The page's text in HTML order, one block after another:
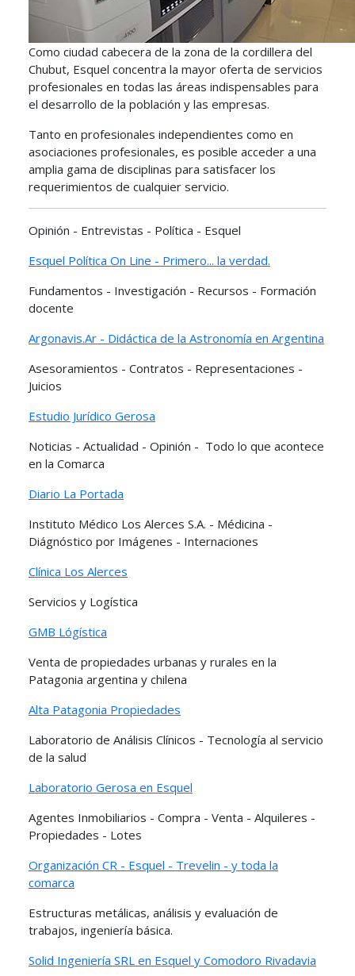
Como ciudad cabecera de la zona de la cordillera del
Chubut, Esquel concentra la mayor oferta de servicios
profesionales en todas las áreas indispensables para
el desarrollo de la población y las empresas.
Tanto en profesionales independientes como en
asociaciones profesionales, es posible acceder a una
amplia gama de disciplinas para satisfacer los
requerimientos de cualquier servicio.
Opinión - Entrevistas - Política - Esquel
Esquel Política On Line - Primero... la verdad.
Fundamentos - Investigación - Recursos - Formación
docente
Argonavis.Ar - Didáctica de la Astronomía en Argentina
Asesoramientos - Contratos - Representaciones -
Juicios
Estudio Jurídico Gerosa
Noticias - Actualidad - Opinión - Todo lo que acontece
en la Comarca
Diario La Portada
Instituto Médico Los Alerces S.A. - Médicina -
Diágnóstico por Imágenes - Internaciones
Clínica Los Alerces
Servicios y Logística
GMB Lógística
Venta de propiedades urbanas y rurales en la
Patagonia argentina y chilena
Alta Patagonia Propiedades
Laboratorio de Análisis Clínicos - Tecnología al servicio
de la salud
Laboratorio Gerosa en Esquel
Agentes Inmobiliarios - Compra - Venta - Alquileres -
Propiedades - Lotes
Organización CR - Esquel - Trevelin - y toda la
comarca
Estructuras metálicas, análisis y evaluación de
trabajos, ingeniería básica.
Solid Ingeniería SRL en Esquel y Comodoro Rivadavia